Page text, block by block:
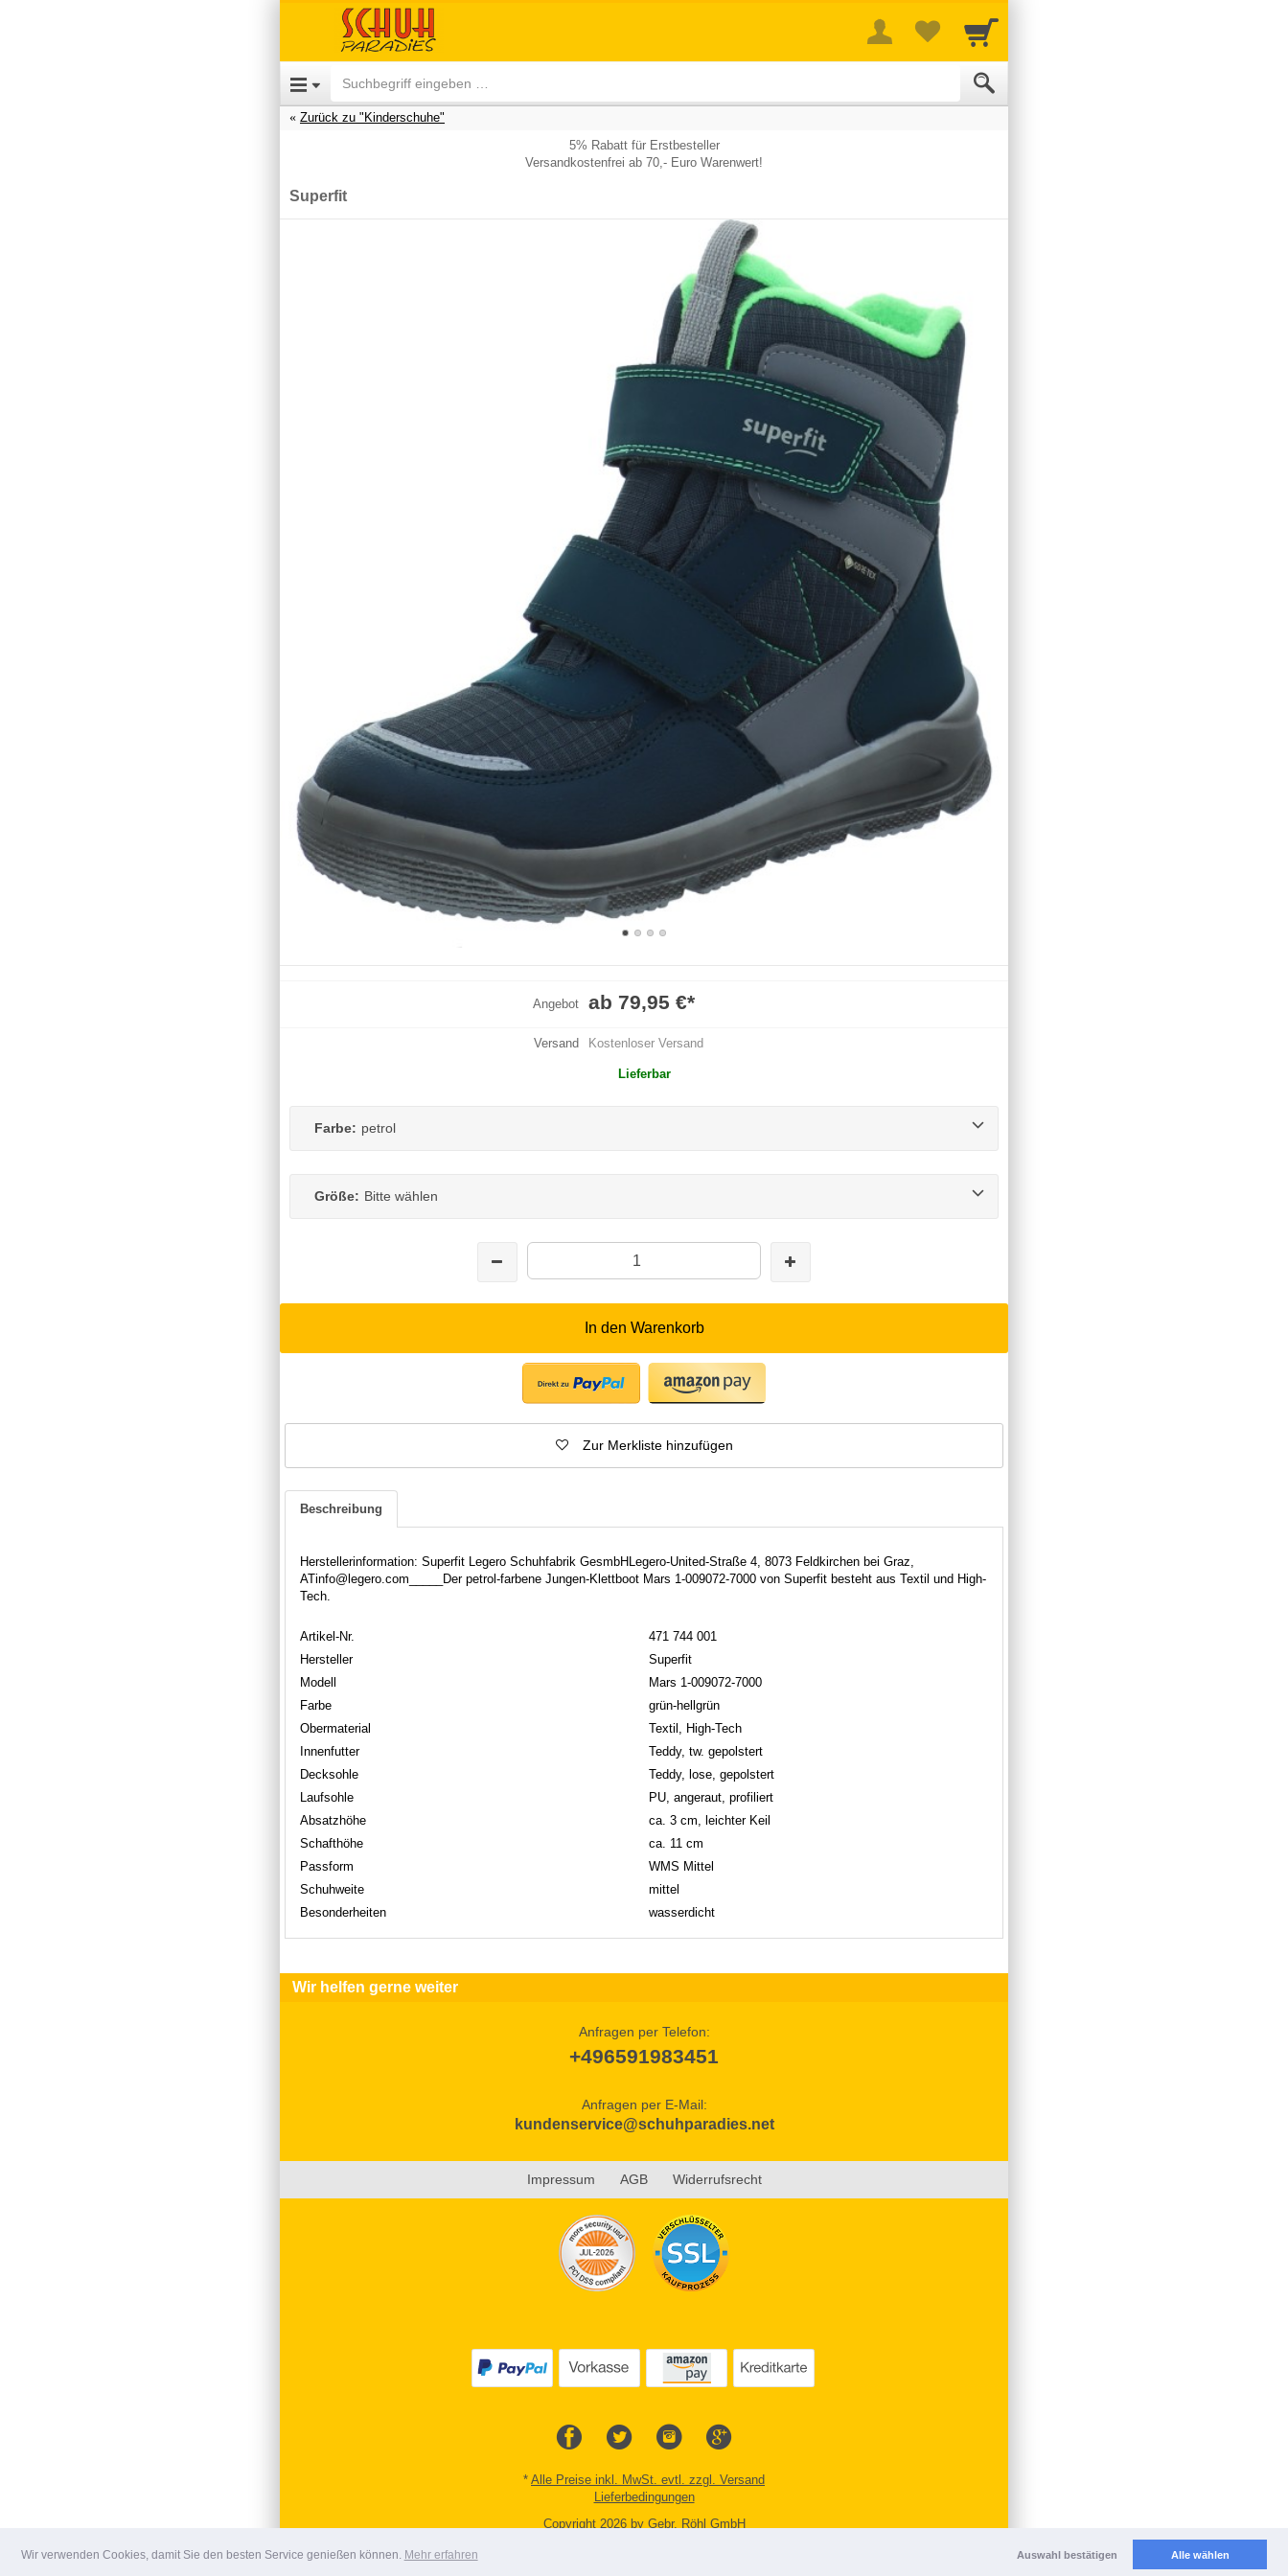
Wir verwenden Cookies, damit Sie den besten Service genießen können. Mehr erfahren Auswahl bestätigen Alle wählen
Zurück zu "Kinderschuhe"
5% Rabatt für Erstbesteller
Versandkostenfrei ab 70,- Euro Warenwert!
Superfit
Angebot ab 79,95 €*
Versand Kostenloser Versand
Lieferbar
Farbe: petrol
Größe: Bitte wählen
In den Warenkorb
Zur Merkliste hinzufügen
Beschreibung
Herstellerinformation: Superfit Legero Schuhfabrik GesmbHLegero-United-Straße 4, 8073 Feldkirchen bei Graz,
ATinfo@legero.com_____Der petrol-farbene Jungen-Klettboot Mars 1-009072-7000 von Superfit besteht aus Textil und High-
Tech.
Artikel-Nr.
471 744 001
Hersteller
Superfit
Modell
Mars 1-009072-7000
Farbe
grün-hellgrün
Obermaterial
Textil, High-Tech
Innenfutter
Teddy, tw. gepolstert
Decksohle
Teddy, lose, gepolstert
Laufsohle
PU, angeraut, profiliert
Absatzhöhe
ca. 3 cm, leichter Keil
Schafthöhe
ca. 11 cm
Passform
WMS Mittel
Schuhweite
mittel
Besonderheiten
wasserdicht
Wir helfen gerne weiter
Anfragen per Telefon:
+496591983451
Anfragen per E-Mail:
kundenservice@schuhparadies.net
Impressum AGB Widerrufsrecht
* Alle Preise inkl. MwSt. evtl. zzgl. Versand
Lieferbedingungen
Copyright 2026 by Gebr. Röhl GmbH